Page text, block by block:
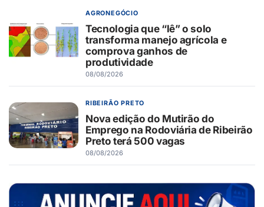
AGRONEGÓCIO
Tecnologia que “lê” o solo
transforma manejo agrícola e
comprova ganhos de
produtividade
08/08/2026
RIBEIRÃO PRETO
Nova edição do Mutirão do
Emprego na Rodoviária de Ribeirão
Preto terá 500 vagas
08/08/2026